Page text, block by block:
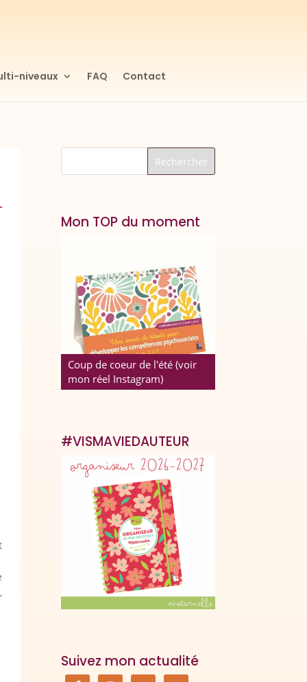
niveaux FAQ Contact
Mon TOP du moment
Coup de coeur de l'été (voir
mon réel Instagram)
#VISMAVIEDAUTEUR
Suivez mon actualité